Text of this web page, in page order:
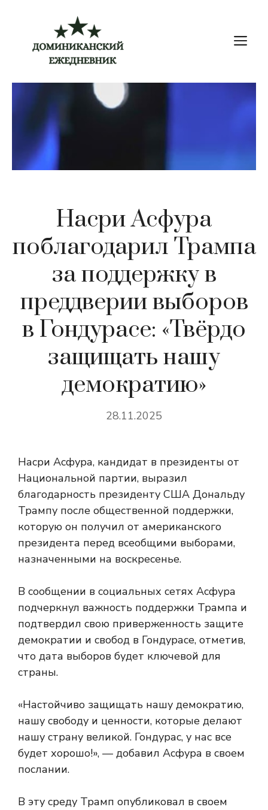
содержимому
Насри Асфура
поблагодарил Трампа
за поддержку в
преддверии выборов
в Гондурасе: «Твёрдо
защищать нашу
демократию»
28.11.2025
Насри Асфура, кандидат в президенты от
Национальной партии, выразил
благодарность президенту США Дональду
Трампу после общественной поддержки,
которую он получил от американского
президента перед всеобщими выборами,
назначенными на воскресенье.
В сообщении в социальных сетях Асфура
подчеркнул важность поддержки Трампа и
подтвердил свою приверженность защите
демократии и свобод в Гондурасе, отметив,
что дата выборов будет ключевой для
страны.
«Настойчиво защищать нашу демократию,
нашу свободу и ценности, которые делают
нашу страну великой. Гондурас, у нас все
будет хорошо!», — добавил Асфура в своем
послании.
В эту среду Трамп опубликовал в своем